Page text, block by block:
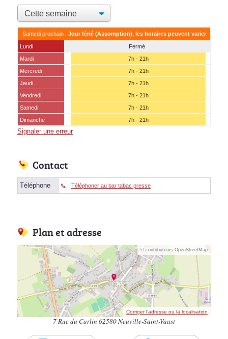
Samedi prochain : Jour férié (Assomption), les horaires peuvent varier
Lundi
Fermé
Mardi
7h - 21h
Mercredi
7h - 21h
Jeudi
7h - 21h
Vendredi
7h - 21h
Samedi
(15 août)
7h - 21h
Dimanche
7h - 21h
Signaler une erreur
Contact
Téléphone Téléphoner au bar tabac presse
Plan et adresse
© contributeurs OpenStreetMap
Corriger l’adresse ou la localisation
7 Rue du Carlin 62580 Neuville-Saint-Vaast